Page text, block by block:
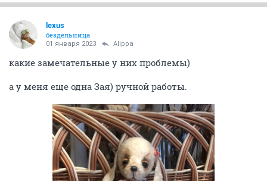
lexus
бездельница
01 января 2023 Alippa
какие замечательные у них проблемы)
а у меня еще одна Зая) ручной работы.